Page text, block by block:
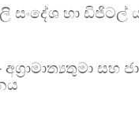
සංදේශ හා
අග්‍රාමාත්‍යතුමා සහ